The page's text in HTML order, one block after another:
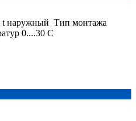
t наружный Тип монтажа
0....30 С